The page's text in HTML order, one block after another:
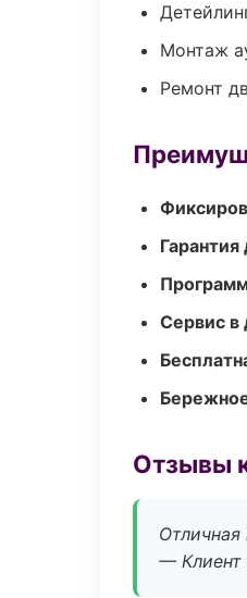
Монтаж
Ремонт
Сервис в
Отзывы
— Клиент